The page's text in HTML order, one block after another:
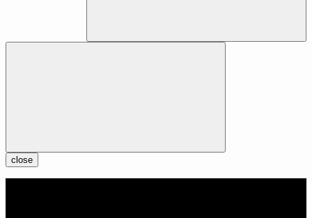
close